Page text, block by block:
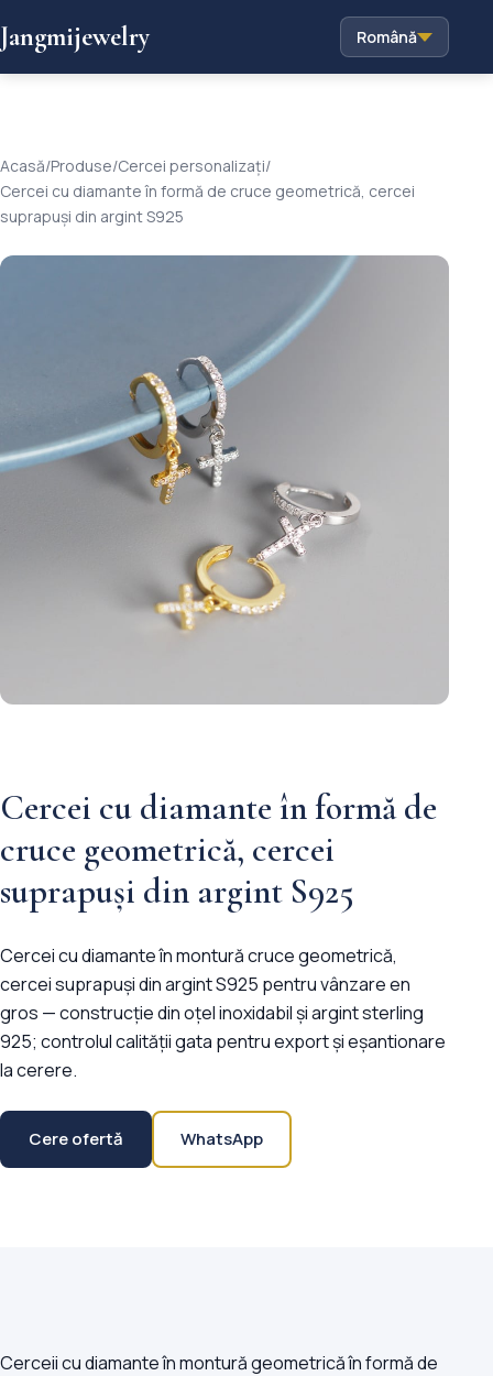
Jangmijewelry Română
Acasă/Produse/Cercei personalizați/
Cercei cu diamante în formă de cruce geometrică, cercei
suprapuși din argint S925
Cercei cu diamante în formă de
cruce geometrică, cercei
suprapuși din argint S925
Cercei cu diamante în montură cruce geometrică,
cercei suprapuși din argint S925 pentru vânzare en
gros — construcție din oțel inoxidabil și argint sterling
925; controlul calității gata pentru export și eșantionare
la cerere.
Cere ofertă WhatsApp
Cerceii cu diamante în montură geometrică în formă de